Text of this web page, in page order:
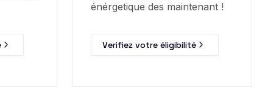
énérgetique des maintenant !
Verifiez votre éligibilité